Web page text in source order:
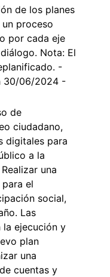
de los planes
proceso
por cada eje
Nota: El
-
30/06/2024 -
de
ciudadano,
digitales para
a la
una
el
social,
Las
la ejecución y
plan
una
cuentas y